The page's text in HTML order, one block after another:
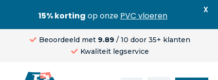
Beoordeeld met 9.89 / 10 door 35+ klanten
Kwaliteit legservice
15% korting op onze PVC vloeren
X